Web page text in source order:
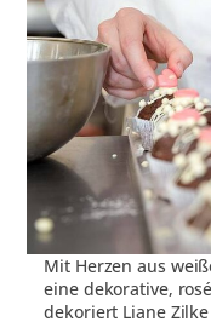
Mit Herzen aus
eine dekorative,
dekoriert Liane